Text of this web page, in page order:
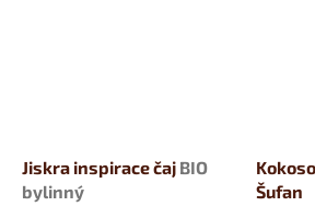
Jiskra inspirace čaj BIO
bylinný
Šufan